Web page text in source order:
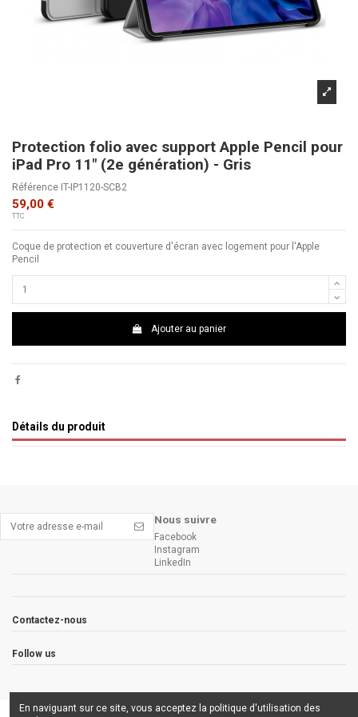
Protection folio avec support Apple Pencil pour
iPad Pro 11" (2e génération) - Gris
Référence IT-IP1120-SCB2
59,00 €
TTC
Coque de protection et couverture d'écran avec logement pour l'Apple
Pencil
Ajouter au panier
Détails du produit
Nous suivre
Facebook
Instagram
LinkedIn
Contactez-nous
Follow us
En naviguant sur ce site, vous acceptez la politique d'utilisation des